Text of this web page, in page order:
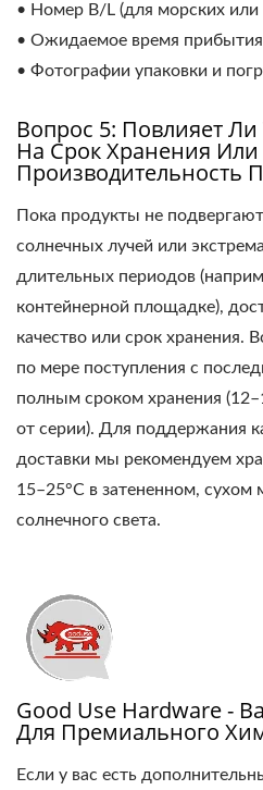
• Номер B/L (для морских или
• Ожидаемое время прибытия
• Фотографии упаковки и
Вопрос 5: Повлияет
На Срок Хранения Или
Производительность
Пока продукты не
солнечных лучей или
длительных периодов
контейнерной площадке),
качество или срок хранения.
по мере поступления с
полным сроком хранения
от серии). Для поддержания
доставки мы рекомендуем
15–25°C в затененном, сухом
солнечного света.
Good Use Hardware -
Для Премиального
Если у вас есть